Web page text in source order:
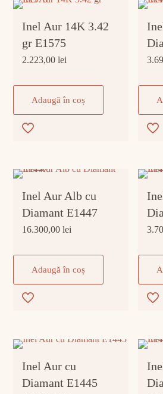
Inel Aur 14K 3.42
gr E1575
2.223,00lei
Adaugă în coș
Inel Aur Alb cu
Diamant E1447
16.300,00lei
Adaugă în coș
Inel Aur cu
Diamant E1445